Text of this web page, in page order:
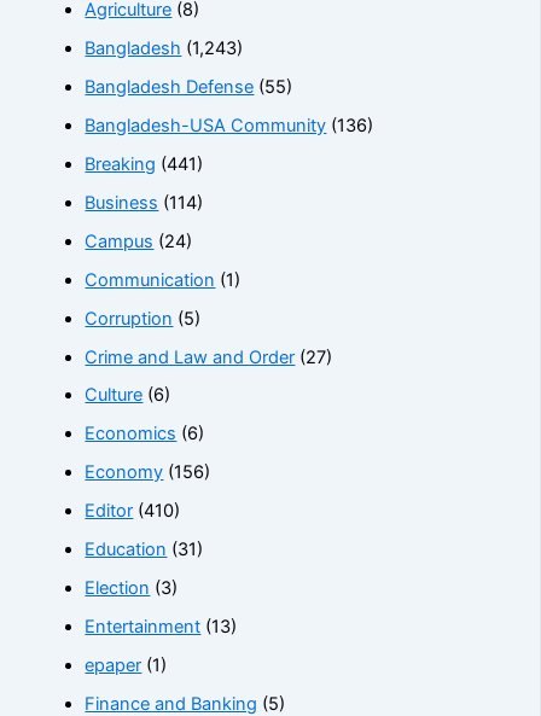
Agriculture (8)
Bangladesh (1,243)
Bangladesh Defense (55)
Bangladesh-USA Community (136)
Breaking (441)
Business (114)
Campus (24)
Communication (1)
Corruption (5)
Crime and Law and Order (27)
Culture (6)
Economics (6)
Economy (156)
Editor (410)
Education (31)
Election (3)
Entertainment (13)
epaper (1)
Finance and Banking (5)